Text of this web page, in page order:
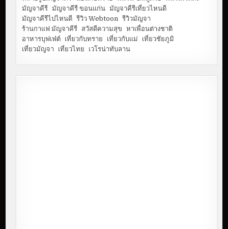
มัญจาคีรี มัญจาคีรี ขอนแก่น มัญจาคีรีเที่ยวไหนดี
มัญจาคีรีไปไหนดี รีวิว Webtoon รีวิวมัญจา
ร้านกาแฟ มัญจาคีรี สวัสดีความสุข
หาเพื่อนต่างชาติ
อาหารบุฟเฟ่ต์ เที่ยวกับทราย เที่ยวกับแม่
เที่ยวชัยภูมิ
เที่ยวมัญจา
เที่ยวไทย เวโรน่าทับลาน